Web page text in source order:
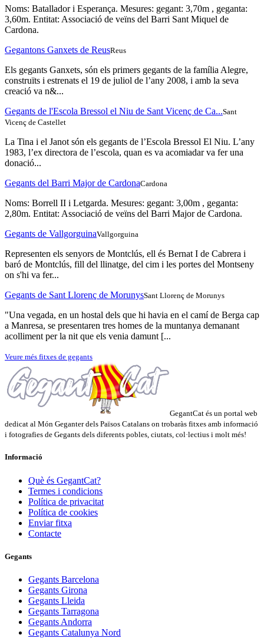
Noms: Batallador i Esperança. Mesures: gegant: 3,70m , geganta:
3,60m. Entitat: Associació de veïns del Barri Sant Miquel de
Cardona.
Gegantons Ganxets de ReusReus
Els gegants Ganxets, són els primers gegants de la família Alegre,
construïts i estrenats el 19 de juliol de l’any 2008, i amb la seva
creació va n&...
Gegants de l'Escola Bressol el Niu de Sant Vicenç de Ca...Sant
Vicenç de Castellet
La Tina i el Janot són els gegants de l’Escola Bressol El Niu. L’any
1983, l’ex directora de l’escola, quan es va acomiadar va fer una
donació...
Gegants del Barri Major de CardonaCardona
Noms: Borrell II i Letgarda. Mesures: gegant: 3,00m , geganta:
2,80m. Entitat: Associació de veïns del Barri Major de Cardona.
Gegants de VallgorguinaVallgorguina
Representen els senyors de Montclús, ell és Bernat I de Cabrera i
baró de Montclús, fill del llinatge, del cim i les portes del Montseny
on s'hi va fer...
Gegants de Sant Llorenç de MorunysSant Llorenç de Morunys
"Una vegada, en un hostal dels que hi havia en el camí de Berga cap
a Manresa, se presentaren tres homes de la muntanya demanant
acolliment per la nit que els venia damunt [...
Veure més fitxes de gegants
GegantCat és un portal web
dedicat al Món Geganter dels Països Catalans on trobaràs fitxes amb informació
i fotografies de Gegants dels diferents pobles, ciutats, col·lectius i molt més!
Informació
Què és GegantCat?
Termes i condicions
Política de privacitat
Política de cookies
Enviar fitxa
Contacte
Gegants
Gegants Barcelona
Gegants Girona
Gegants Lleida
Gegants Tarragona
Gegants Andorra
Gegants Catalunya Nord